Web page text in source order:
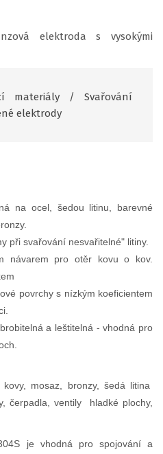
elektroda s vysokými
materiály /
Svařování
elektrody
na ocel, šedou litinu, barevné
při svařování nesvařitelné" litiny.
návarem pro otěr kovu o kov.
povrchy s nízkým koeficientem
a leštitelná - vhodná pro
mosaz, bronzy, šedá litina
čerpadla, ventily hladké plochy,
je vhodná pro spojování a